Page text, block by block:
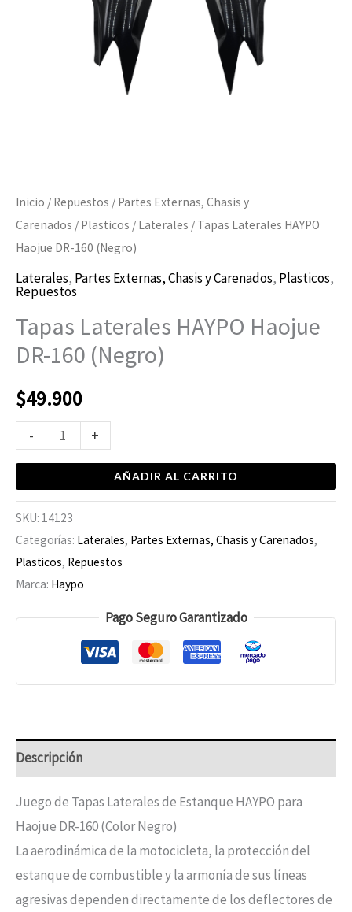
Inicio / Repuestos / Partes Externas, Chasis y
Carenados / Plasticos / Laterales / Tapas Laterales HAYPO
Haojue DR-160 (Negro)
Laterales, Partes Externas, Chasis y Carenados, Plasticos,
Repuestos
Tapas Laterales HAYPO Haojue
DR-160 (Negro)
$49.900
- +
AÑADIR AL CARRITO
SKU: 14123
Categorías: Laterales, Partes Externas, Chasis y Carenados,
Plasticos, Repuestos
Marca: Haypo
Pago Seguro Garantizado
Descripción
Juego de Tapas Laterales de Estanque HAYPO para
Haojue DR-160 (Color Negro)
La aerodinámica de la motocicleta, la protección del
estanque de combustible y la armonía de sus líneas
agresivas dependen directamente de los deflectores de